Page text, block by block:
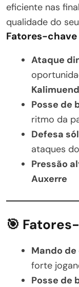
eficiente nas
qualidade do
Fatores-chave
Ataque
Posse de
ritmo da
Defesa
ataques do
Pressão
Auxerre
🎯
Mando
forte
Posse de